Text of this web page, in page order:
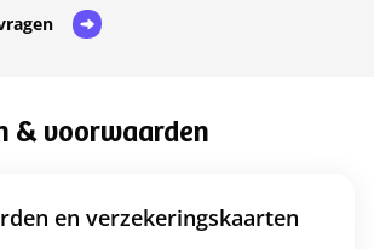
& voorwaarden
en verzekeringskaarten